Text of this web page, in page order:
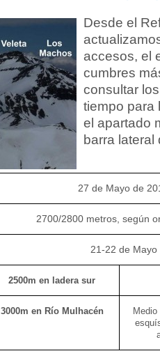
Desde el
accesos, el
cumbres
consultar
tiempo para
el apartado
barra lateral
27 de Mayo de
2700/2800 metros, según
21-22 de Mayo
2500m en ladera sur
3000m en Río Mulhacén